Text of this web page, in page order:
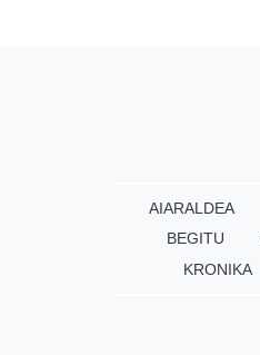
AIARALDEA
BEGITU
KRONIKA